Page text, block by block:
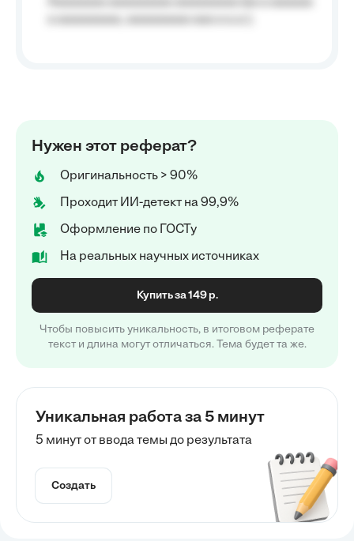
Нужен этот реферат?
Оригинальность > 90%
Проходит ИИ-детект на 99,9%
Оформление по ГОСТу
На реальных научных источниках
Купить за 149 р.
Чтобы повысить уникальность, в итоговом реферате
текст и длина могут отличаться. Тема будет та же.
Уникальная работа за 5 минут
5 минут от ввода темы до результата
Создать